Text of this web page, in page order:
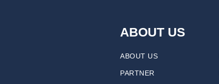
ABOUT US
ABOUT US
PARTNER